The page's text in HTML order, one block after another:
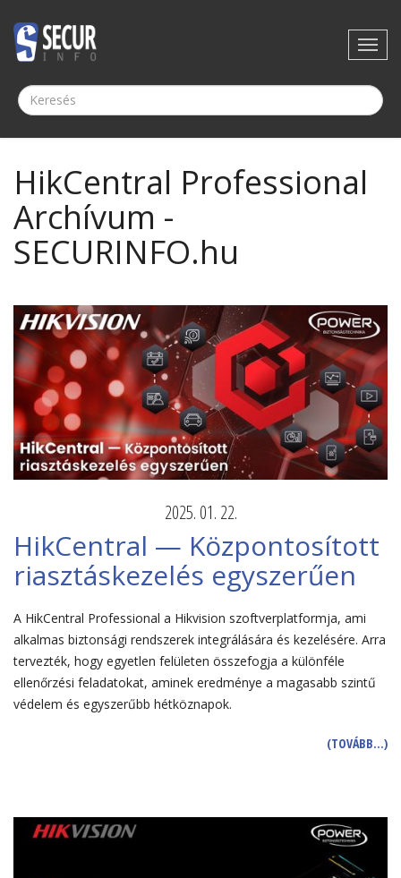
HikCentral Professional
Archívum -
SECURINFO.hu
2025. 01. 22.
HikCentral — Központosított
riasztáskezelés egyszerűen
A HikCentral Professional a Hikvision szoftverplatformja, ami
alkalmas biztonsági rendszerek integrálására és kezelésére. Arra
tervezték, hogy egyetlen felületen összefogja a különféle
ellenőrzési feladatokat, aminek eredménye a magasabb szintű
védelem és egyszerűbb hétköznapok.
(TOVÁBB…)